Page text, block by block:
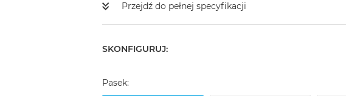
Przejdź do pełnej specyfikacji
SKONFIGURUJ:
Pasek: